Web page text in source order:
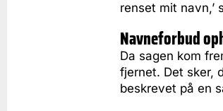
renset mit navn,’
Navneforbud
Da sagen kom
fjernet. Det sker,
beskrevet på en